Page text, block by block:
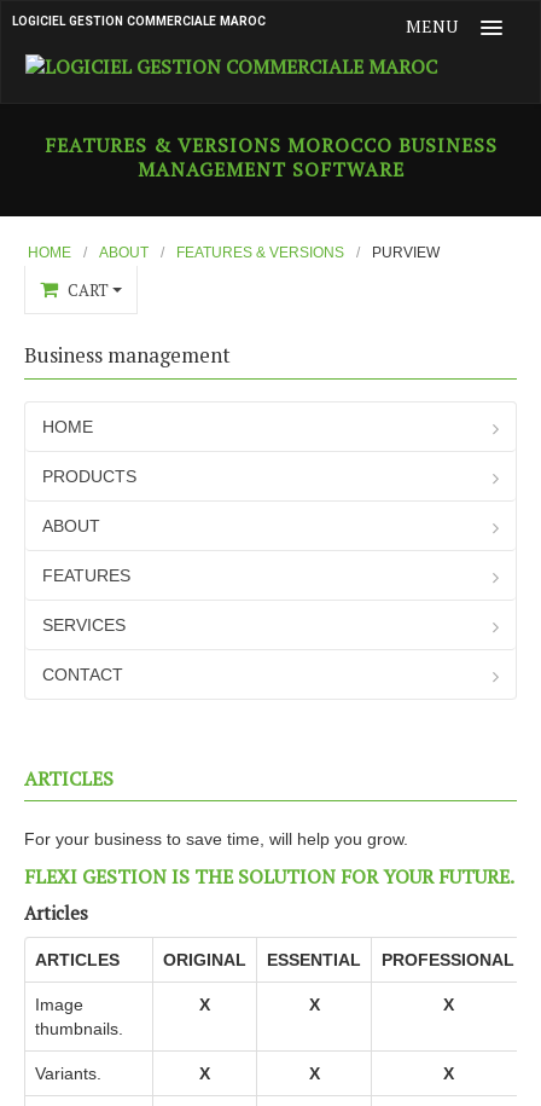
LOGICIEL GESTION COMMERCIALE MAROC MENU
Who are we ?
What is Flexi Gestion
Main Features
Purchase Document Management
Customers and Contacts
Transport
Inventory management
Business management
Statistics
Additional modules
User testimonials
SERVICES
CONTACT
FEATURES & VERSIONS MOROCCO BUSINESS
MANAGEMENT SOFTWARE
HOME / ABOUT / FEATURES & VERSIONS / PURVIEW
CART
Business management
HOME
PRODUCTS
ABOUT
FEATURES
SERVICES
CONTACT
ARTICLES
For your business to save time, will help you grow.
FLEXI GESTION IS THE SOLUTION FOR YOUR FUTURE.
Articles
ARTICLES ORIGINAL ESSENTIAL PROFESSIONAL
Image
thumbnails.
X X X
Variants. X X X